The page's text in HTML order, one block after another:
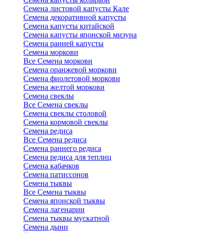
Семена листовой капусты Кале
Семена декоративной капусты
Семена капусты китайской
Семена капусты японской мизуна
Семена ранней капусты
Семена моркови
Все Семена моркови
Семена оранжевой моркови
Семена фиолетовой моркови
Семена желтой моркови
Семена свеклы
Все Семена свеклы
Семена свеклы столовой
Семена кормовой свеклы
Семена редиса
Все Семена редиса
Семена раннего редиса
Семена редиса для теплиц
Семена кабачков
Семена патиссонов
Семена тыквы
Все Семена тыквы
Семена японской тыквы
Семена лагенарии
Семена тыквы мускатной
Семена дыни